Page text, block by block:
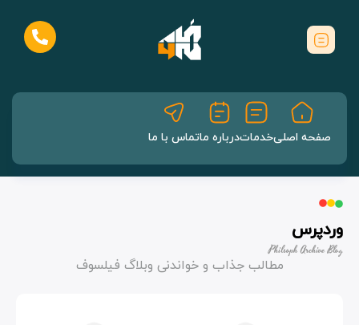
صفحه اصلیخدماتدرباره ماتماس با ما
وردپرس
Philsoph Archive Blog
مطالب جذاب و خواندنی وبلاگ فیلسوف